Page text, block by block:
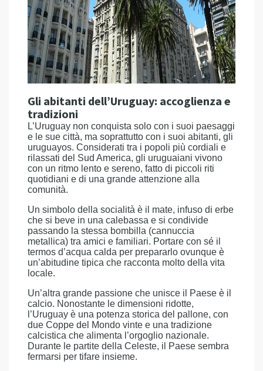
Gli abitanti dell’Uruguay: accoglienza e
tradizioni
L’Uruguay non conquista solo con i suoi paesaggi
e le sue città, ma soprattutto con i suoi abitanti, gli
uruguayos. Considerati tra i popoli più cordiali e
rilassati del Sud America, gli uruguaiani vivono
con un ritmo lento e sereno, fatto di piccoli riti
quotidiani e di una grande attenzione alla
comunità.
Un simbolo della socialità è il mate, infuso di erbe
che si beve in una calebassa e si condivide
passando la stessa bombilla (cannuccia
metallica) tra amici e familiari. Portare con sé il
termos d’acqua calda per prepararlo ovunque è
un’abitudine tipica che racconta molto della vita
locale.
Un’altra grande passione che unisce il Paese è il
calcio. Nonostante le dimensioni ridotte,
l’Uruguay è una potenza storica del pallone, con
due Coppe del Mondo vinte e una tradizione
calcistica che alimenta l’orgoglio nazionale.
Durante le partite della Celeste, il Paese sembra
fermarsi per tifare insieme.